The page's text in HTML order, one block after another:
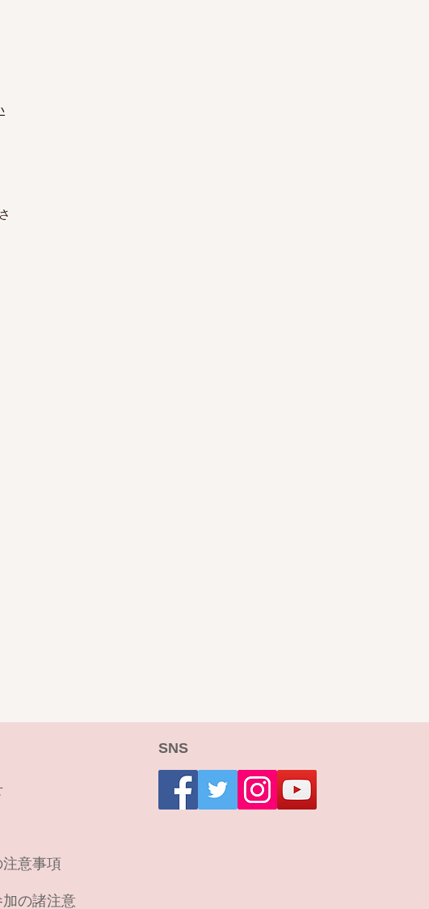
意事項
の諸注意
SNS